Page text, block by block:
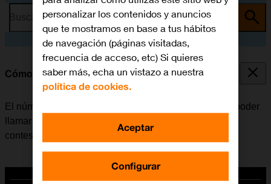
Busca por problema o tema
Cómo guardar el número del contestador
El número del contestador se puede guardar para así poder
llamar y escuchar los mensajes que han dejado en el
contestador.
personalizar los contenidos y anuncios
que te mostramos en base a tus hábitos
de navegación (páginas visitadas,
frecuencia de acceso, etc) Si quieres
saber más, echa un vistazo a nuestra
política de cookies.
Configurar
Aceptar